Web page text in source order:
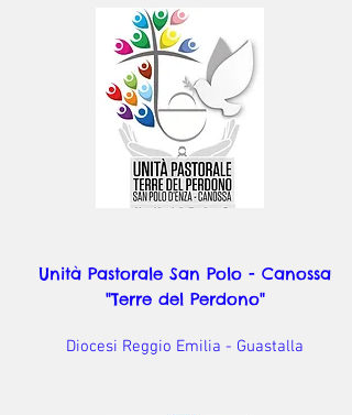
Unità Pastorale San Polo - Canossa
"Terre del Perdono"
Diocesi Reggio Emilia - Guastalla